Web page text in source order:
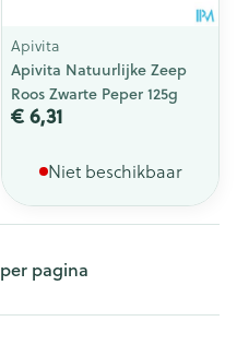
Apivita
Apivita Natuurlijke Zeep
Roos Zwarte Peper 125g
€ 6,31
Niet beschikbaar
per pagina